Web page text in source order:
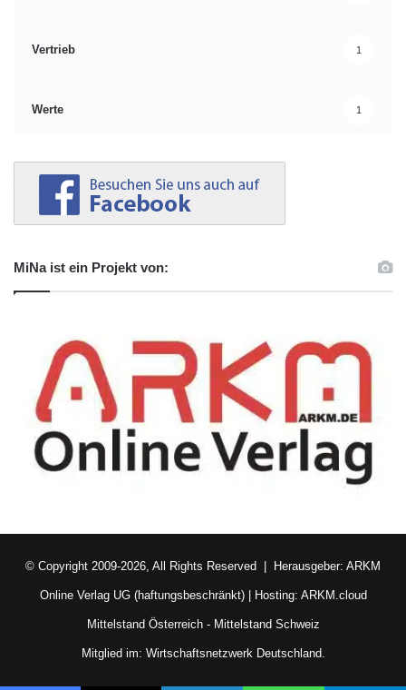
Vertrieb 1
Werte 1
MiNa ist ein Projekt von:
© Copyright 2009-2026, All Rights Reserved | Herausgeber: ARKM
Online Verlag UG (haftungsbeschränkt)| Hosting: ARKM.cloud
Mittelstand Österreich- Mittelstand Schweiz
Mitglied im: Wirtschaftsnetzwerk Deutschland.